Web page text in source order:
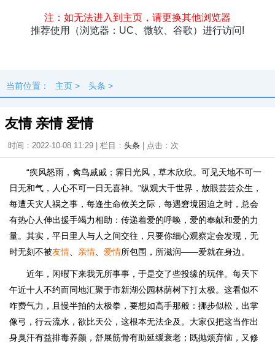
最新
快料 独闻 本地
当前位置： 主页 > 头条 >
友情 亲情 爱情
时间：2022-10-08 11:29 | 栏目： 头条 | 点击： 次
“疾风怒雨，禽鸟戚戚；霁日光风，草木欣欣。可见天地不可一
日无和气，人心不可一日无喜神。”纵观大千世界，放眼芸芸众生，
每遭天灾人祸之事，每逢生命攸关之际，每遇窘境困迫之时，总会
有热心人伸出援手竭力相助：传递着爱的呼唤，爱的奉献和爱的力
量。其实，平日里人与人之间交往，只要你细心观察定会发现，无
时无刻不被友情 亲情 爱情所包围，所滋润——爱就在身边。
近年，闲暇下来我无所事事，于是交了些投缘的玩伴。每天下
午近十人不约而同地汇聚于市新湖公园林荫树下打太极。这看似不
咋费气力，且慢半拍的太极拳，要想如高手那般：挪步似松，出掌
像弓，行云流水，欲比天公，这根本无法企及。大家仅把这当作出
身臭汗有益排毒养颜，舒展筋骨有助延缓衰老；既抛烦弃恼，又修